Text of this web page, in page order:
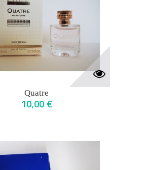
Quatre
10,00 €